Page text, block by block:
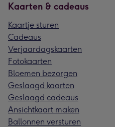
Kaarten & cadeaus
Kaartje sturen
Cadeaus
Verjaardagskaarten
Fotokaarten
Bloemen bezorgen
Geslaagd kaarten
Geslaagd cadeaus
Ansichtkaart maken
Ballonnen versturen